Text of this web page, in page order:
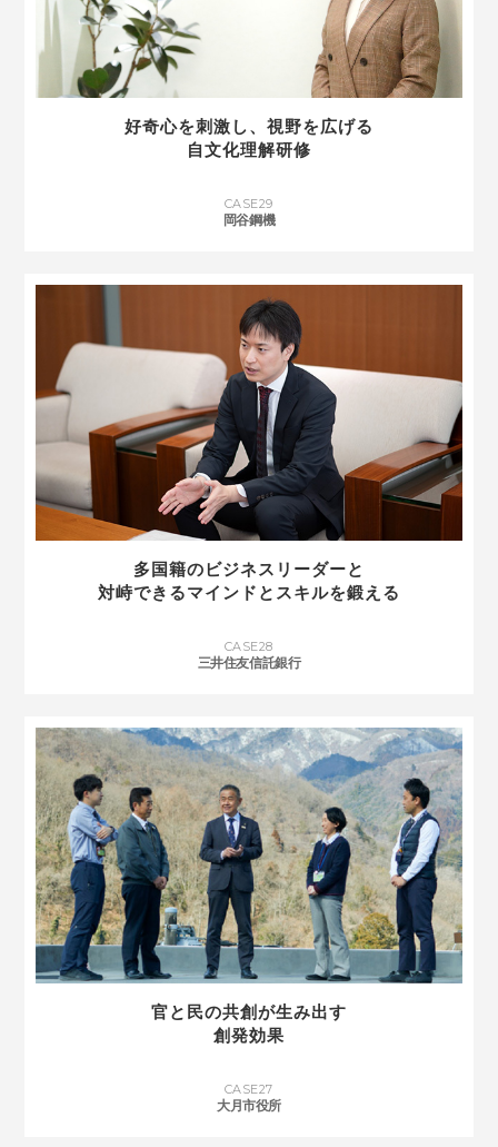
好奇心を刺激し、視野を広げる
自文化理解研修
CASE29
岡谷鋼機
多国籍のビジネスリーダーと
対峙できるマインドとスキルを鍛える
CASE28
三井住友信託銀行
官と民の共創が生み出す
創発効果
CASE27
大月市役所